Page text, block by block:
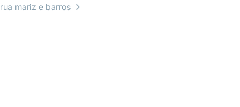
rua mariz e barros